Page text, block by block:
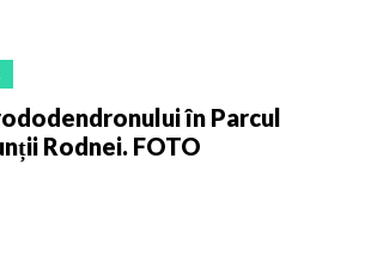
în Parcul
Rodnei. FOTO